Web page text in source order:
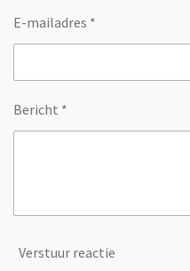
E-mailadres *
Bericht *
Verstuur reactie